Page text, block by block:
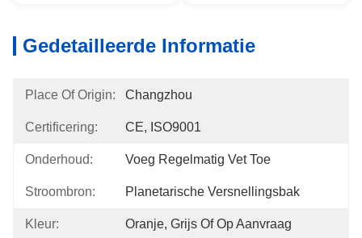
Gedetailleerde Informatie
Place Of Origin: Changzhou
Certificering: CE, ISO9001
Onderhoud: Voeg Regelmatig Vet Toe
Stroombron: Planetarische Versnellingsbak
Kleur: Oranje, Grijs Of Op Aanvraag